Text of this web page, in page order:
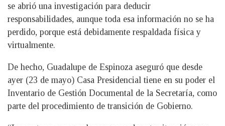
se abrió una investigación para deducir
responsabilidades, aunque toda esa información no se ha
perdido, porque está debidamente respaldada física y
virtualmente.
De hecho, Guadalupe de Espinoza aseguró que desde
ayer (23 de mayo) Casa Presidencial tiene en su poder el
Inventario de Gestión Documental de la Secretaría, como
parte del procedimiento de transición de Gobierno.